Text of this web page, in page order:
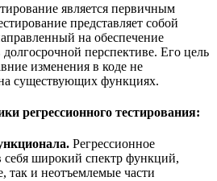
является первичным
представляет собой
на обеспечение
перспективе. Его цель
изменения в коде не
существующих функциях.
регрессионного тестирования:
Регрессионное
себя широкий спектр функций,
так и неотъемлемые части